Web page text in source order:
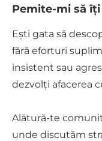
Pemite-mi să
Ești gata să
fără eforturi
insistent sau
dezvolți afacerea
Alătură-te
unde discutăm